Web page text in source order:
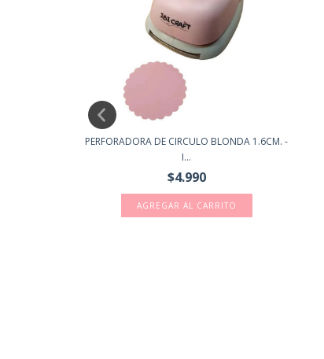
PERFORADORA DE CIRCULO BLONDA 1.6CM. -
I...
$4.990